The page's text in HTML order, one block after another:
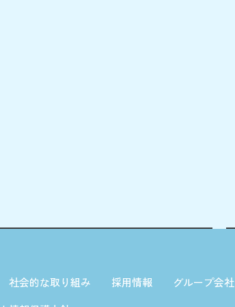
社会的な取り組み 採用情報
グループ会社